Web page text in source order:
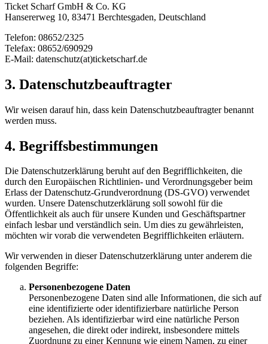
Ticket Scharf GmbH & Co. KG
Hansererweg 10, 83471 Berchtesgaden, Deutschland
Telefon: 08652/2325
Telefax: 08652/690929
E-Mail: datenschutz(at)ticketscharf.de
3. Datenschutzbeauftragter
Wir weisen darauf hin, dass kein Datenschutzbeauftragter benannt
werden muss.
4. Begriffsbestimmungen
Die Datenschutzerklärung beruht auf den Begrifflichkeiten, die
durch den Europäischen Richtlinien- und Verordnungsgeber beim
Erlass der Datenschutz-Grundverordnung (DS-GVO) verwendet
wurden. Unsere Datenschutzerklärung soll sowohl für die
Öffentlichkeit als auch für unsere Kunden und Geschäftspartner
einfach lesbar und verständlich sein. Um dies zu gewährleisten,
möchten wir vorab die verwendeten Begrifflichkeiten erläutern.
Wir verwenden in dieser Datenschutzerklärung unter anderem die
folgenden Begriffe:
Personenbezogene Daten
Personenbezogene Daten sind alle Informationen, die sich auf
eine identifizierte oder identifizierbare natürliche Person
beziehen. Als identifizierbar wird eine natürliche Person
angesehen, die direkt oder indirekt, insbesondere mittels
Zuordnung zu einer Kennung wie einem Namen, zu einer